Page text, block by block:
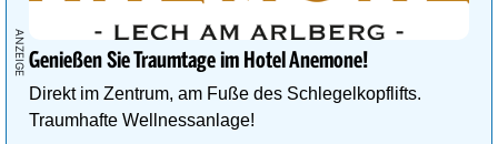
Genießen Sie Traumtage im Hotel Anemone!
Direkt im Zentrum, am Fuße des Schlegelkopflifts.
Traumhafte Wellnessanlage!